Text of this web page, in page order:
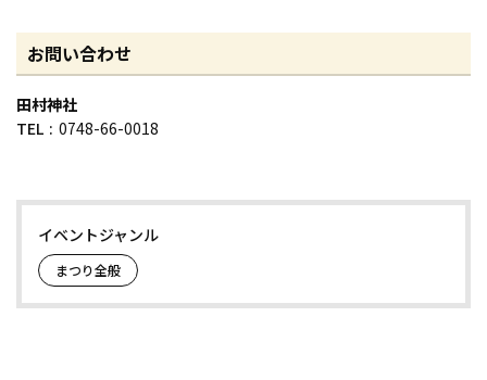
お問い合わせ
田村神社
TEL
0748-66-0018
イベントジャンル
まつり全般